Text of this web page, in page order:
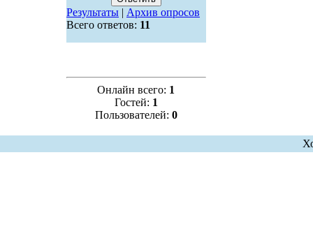
Результаты| Архив опросов
Всего ответов: 11
Онлайн всего: 1
Гостей: 1
Пользователей: 0